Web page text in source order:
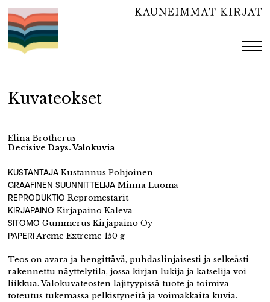
Hyppää
sisältöön
Kuvateokset
Elina Brotherus
Decisive Days. Valokuvia
KUSTANTAJA Kustannus Pohjoinen
GRAAFINEN SUUNNITTELIJA Minna Luoma
REPRODUKTIO Repromestarit
KIRJAPAINO Kirjapaino Kaleva
SITOMO Gummerus Kirjapaino Oy
PAPERIArcme Extreme 150 g
Teos on avara ja hengittävä, puhdaslinjaisesti ja selkeästi
rakennettu näyttelytila, jossa kirjan lukija ja katselija voi
liikkua. Valokuvateosten lajityypissä tuote ja toimiva
toteutus tukemassa pelkistyneitä ja voimakkaita kuvia.